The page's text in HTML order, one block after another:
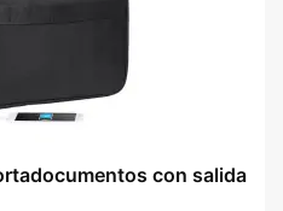
con salida